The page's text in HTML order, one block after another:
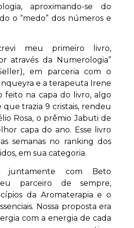
aproximando-se do
o “medo” dos números e
meu primeiro livro,
através da Numerologia”
em parceria com o
e a terapeuta Irene
feito na capa do livro, algo
trazia 9 cristais, rendeu
Rosa, o prêmio Jabuti de
capa do ano. Esse livro
semanas no ranking dos
em sua categoria.
com Beto
parceiro de sempre,
da Aromaterapia e o
Nossa proposta era
com a energia de cada